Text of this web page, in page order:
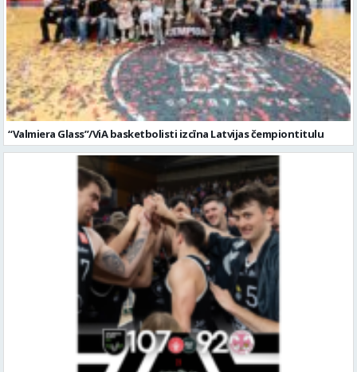
“Valmiera Glass”/ViA basketbolisti izcīna Latvijas čempiontitulu